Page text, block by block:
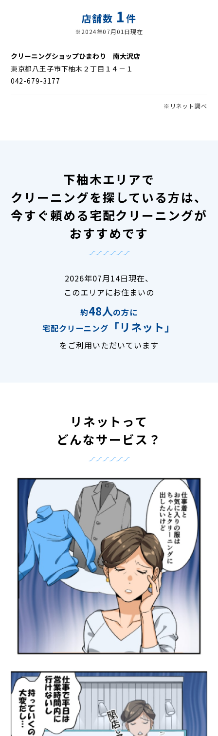
店舗数 1件
※2024年07月01日現在
クリーニングショップひまわり 南大沢店
東京都八王子市下柚木２丁目１４－１
042-679-3177
※リネット調べ
下柚木エリアで
クリーニングを探している方は、
今すぐ頼める宅配クリーニングが
おすすめです
2026年07月14日現在、
このエリアにお住まいの
約48人の方に
宅配クリーニング
「リネット」
をご利用いただいています
リネットって
どんなサービス？